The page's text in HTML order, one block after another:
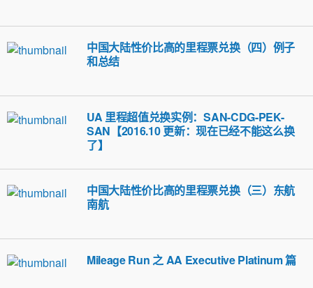
中国大陆性价比高的里程票兑换（四）例子
和总结
UA 里程超值兑换实例：SAN-CDG-PEK-
SAN【2016.10 更新：现在已经不能这么换
了】
中国大陆性价比高的里程票兑换（三）东航
南航
Mileage Run 之 AA Executive Platinum 篇